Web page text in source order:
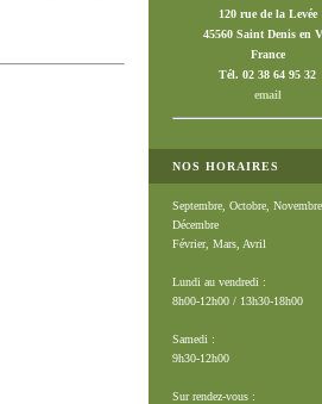
120 rue de la Levée
45560 Saint Denis en
France
Tél. 02 38 64 95 32
email
NOS HORAIRES
Septembre, Octobre,
Décembre
Février, Mars, Avril
Lundi au vendredi :
8h00-12h00 / 13h30-18h00
Samedi :
9h30-12h00
Sur rendez-vous :